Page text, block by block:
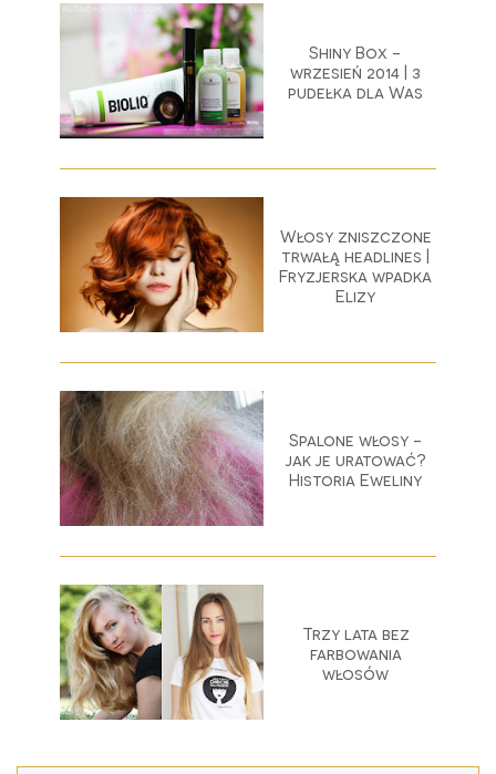
Shiny Box -
wrzesień 2014 | 3
pudełka dla Was
Włosy zniszczone
trwałą headlines |
Fryzjerska wpadka
Elizy
Spalone włosy -
jak je uratować?
Historia Eweliny
Trzy lata bez
farbowania
włosów